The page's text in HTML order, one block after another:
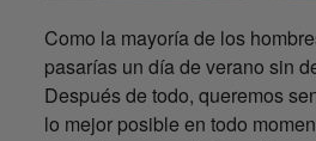
Como la mayoría de los
pasarías un día de verano sin
Después de todo, queremos
lo mejor posible en todo